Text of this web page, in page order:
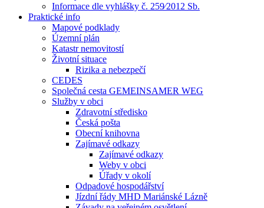
Informace dle vyhlášky č. 259⁄2012 Sb.
Praktické info
Mapové podklady
Územní plán
Katastr nemovitostí
Životní situace
Rizika a nebezpečí
CEDES
Společná cesta GEMEINSAMER WEG
Služby v obci
Zdravotní středisko
Česká pošta
Obecní knihovna
Zajímavé odkazy
Zajímavé odkazy
Weby v obci
Úřady v okolí
Odpadové hospodářství
Jízdní řády MHD Mariánské Lázně